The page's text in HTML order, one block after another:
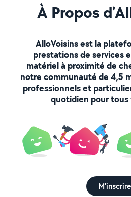
À Propos
AlloVoisins est la
prestations de services
matériel à proximité de
notre communauté de 4,5
professionnels et
quotidien pour tous
M'inscrire